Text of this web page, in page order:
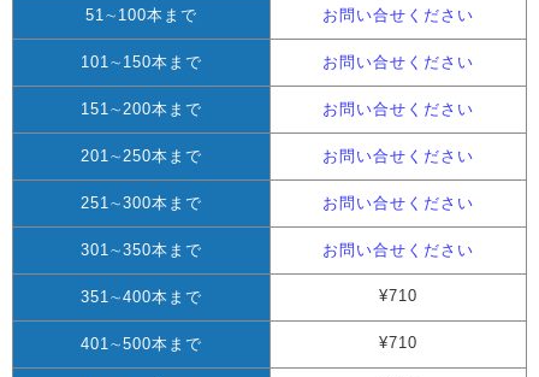
51∼100本まで お問い合せください
101∼150本まで お問い合せください
151∼200本まで お問い合せください
201∼250本まで お問い合せください
251∼300本まで お問い合せください
301∼350本まで お問い合せください
351∼400本まで ¥710
401∼500本まで ¥710